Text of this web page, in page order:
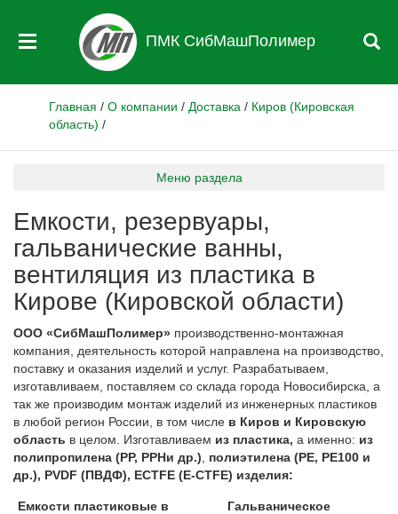
ПМК СибМашПолимер
Главная / О компании / Доставка / Киров (Кировская
область) /
Меню раздела
Емкости, резервуары,
гальванические ванны,
вентиляция из пластика в
Кирове (Кировской области)
ООО «СибМашПолимер» производственно-монтажная
компания, деятельность которой направлена на производство,
поставку и оказания изделий и услуг. Разрабатываем,
изготавливаем, поставляем со склада города Новосибирска, а
так же производим монтаж изделий из инженерных пластиков
в любой регион России, в том числе в Киров и Кировскую
область в целом. Изготавливаем из пластика, а именно: из
полипропилена (PP, PPHи др.) полиэтилена (PE, PE100 и
др.), PVDF (ПВДФ), ECTFE (E-CTFE) изделия:
Емкости пластиковые в
Гальваническое